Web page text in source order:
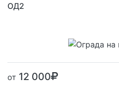
ОД2
от 12 000